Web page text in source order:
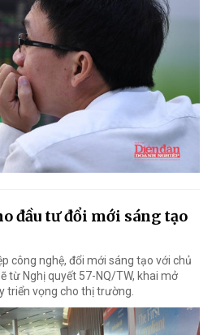
đầu tư đổi mới sáng tạo
công nghệ, đổi mới sáng tạo với chủ
từ Nghị quyết 57-NQ/TW, khai mở
triển vọng cho thị trường.